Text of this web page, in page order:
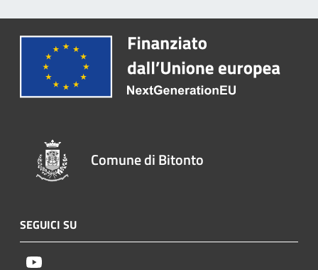
Comune di Bitonto
SEGUICI SU